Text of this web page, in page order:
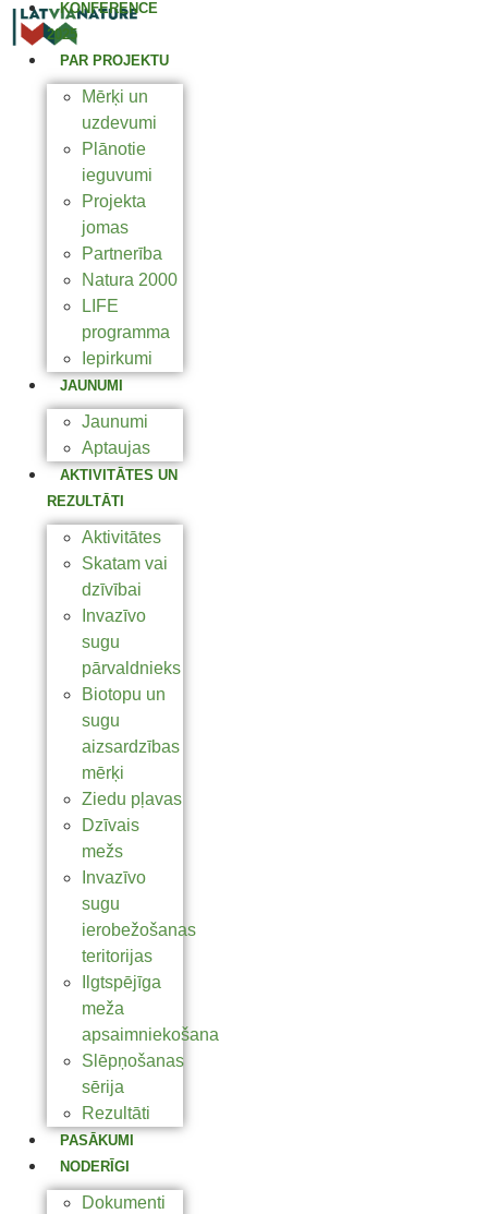
KONFERENCE
2025
PAR PROJEKTU
Mērķi un
uzdevumi
Plānotie
ieguvumi
Projekta
jomas
Partnerība
Natura 2000
LIFE
programma
Iepirkumi
JAUNUMI
Jaunumi
Aptaujas
AKTIVITĀTES UN
REZULTĀTI
Aktivitātes
Skatam vai
dzīvībai
Invazīvo
sugu
pārvaldnieks
Biotopu un
sugu
aizsardzības
mērķi
Ziedu pļavas
Dzīvais
mežs
Invazīvo
sugu
ierobežošanas
teritorijas
Ilgtspējīga
meža
apsaimniekošana
Slēpņošanas
sērija
Rezultāti
PASĀKUMI
NODERĪGI
Dokumenti